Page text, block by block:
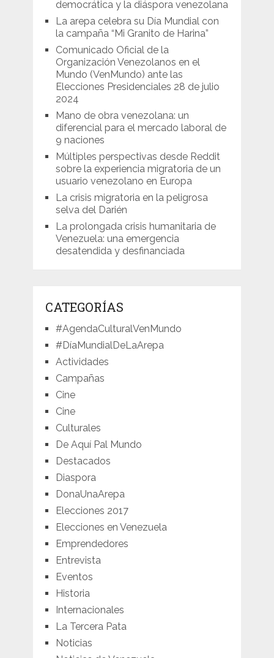
democrática y la diáspora venezolana
La arepa celebra su Día Mundial con
la campaña “Mi Granito de Harina”
Comunicado Oficial de la
Organización Venezolanos en el
Mundo (VenMundo) ante las
Elecciones Presidenciales 28 de julio
2024
Mano de obra venezolana: un
diferencial para el mercado laboral de
9 naciones
Múltiples perspectivas desde Reddit
sobre la experiencia migratoria de un
usuario venezolano en Europa
La crisis migratoria en la peligrosa
selva del Darién
La prolongada crisis humanitaria de
Venezuela: una emergencia
desatendida y desfinanciada
CATEGORÍAS
#AgendaCulturalVenMundo
#DíaMundialDeLaArepa
Actividades
Campañas
Cine
Cine
Culturales
De Aquí Pal Mundo
Destacados
Diaspora
DonaUnaArepa
Elecciones 2017
Elecciones en Venezuela
Emprendedores
Entrevista
Eventos
Historia
Internacionales
La Tercera Pata
Noticias